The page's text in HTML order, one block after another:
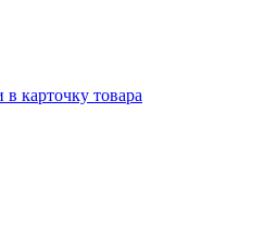
в карточку товара